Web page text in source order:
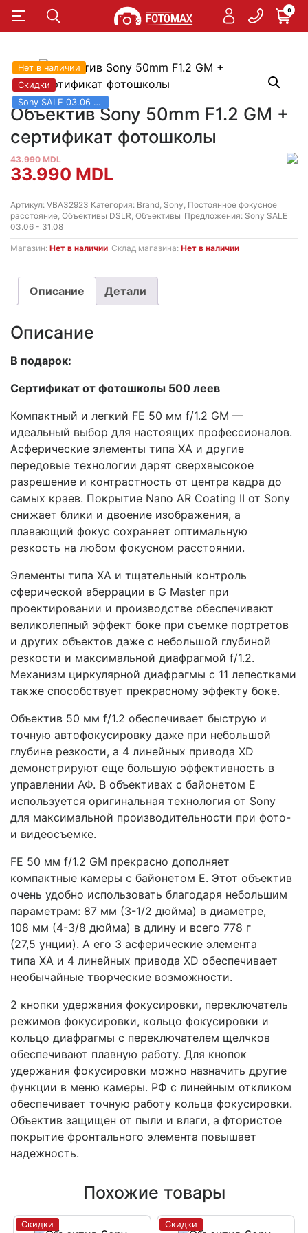
0
Нет в наличии
Скидки
Sony SALE 03.06 - 31.08
Объектив Sony 50mm F1.2 GM +
сертификат фотошколы
43.990MDL
Первоначальная
цена
составляла
43.990 MDL.
33.990 MDLТекущая
цена:
33.990 MDL.
Артикул: VBA32923 Категория: Brand, Sony, Постоянное фокусное
расстояние, Объективы DSLR, Объективы Предложения: Sony SALE
03.06 - 31.08
Магазин: Нет в наличии Склад магазина: Нет в наличии
Описание Детали
Описание
В подарок:
Сертификат от фотошколы 500 леев
Компактный и легкий FE 50 мм f/1.2 GM —
идеальный выбор для настоящих профессионалов.
Асферические элементы типа XA и другие
передовые технологии дарят сверхвысокое
разрешение и контрастность от центра кадра до
самых краев. Покрытие Nano AR Coating II от Sony
снижает блики и двоение изображения, а
плавающий фокус сохраняет оптимальную
резкость на любом фокусном расстоянии.
Элементы типа XA и тщательный контроль
сферической аберрации в G Master при
проектировании и производстве обеспечивают
великолепный эффект боке при съемке портретов
и других объектов даже с небольшой глубиной
резкости и максимальной диафрагмой f/1.2.
Механизм циркулярной диафрагмы с 11 лепестками
также способствует прекрасному эффекту боке.
Объектив 50 мм f/1.2 обеспечивает быструю и
точную автофокусировку даже при небольшой
глубине резкости, а 4 линейных привода XD
демонстрируют еще большую эффективность в
управлении АФ. В объективах с байонетом E
используется оригинальная технология от Sony
для максимальной производительности при фото-
и видеосъемке.
FE 50 мм f/1.2 GM прекрасно дополняет
компактные камеры с байонетом E. Этот объектив
очень удобно использовать благодаря небольшим
параметрам: 87 мм (3-1/2 дюйма) в диаметре,
108 мм (4-3/8 дюйма) в длину и всего 778 г
(27,5 унции). А его 3 асферические элемента
типа XA и 4 линейных привода XD обеспечивает
необычайные творческие возможности.
2 кнопки удержания фокусировки, переключатель
режимов фокусировки, кольцо фокусировки и
кольцо диафрагмы с переключателем щелчков
обеспечивают плавную работу. Для кнопок
удержания фокусировки можно назначить другие
функции в меню камеры. РФ с линейным откликом
обеспечивает точную работу кольца фокусировки.
Объектив защищен от пыли и влаги, а фтористое
покрытие фронтального элемента повышает
надежность.
Похожие товары
Скидки
Скидки